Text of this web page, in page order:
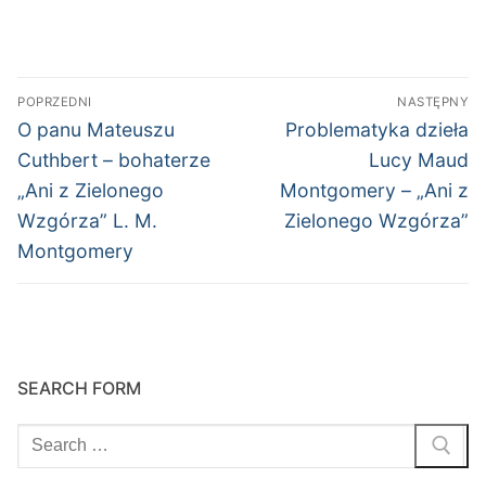
Nawigacja
wpisu
POPRZEDNI
Poprzedni
wpis:
O panu Mateuszu
Cuthbert – bohaterze
„Ani z Zielonego
Wzgórza” L. M.
Montgomery
NASTĘPNY
Następny
Problematyka dzieła
Lucy Maud
Montgomery – „Ani z
Zielonego Wzgórza”
SEARCH FORM
Szukaj: